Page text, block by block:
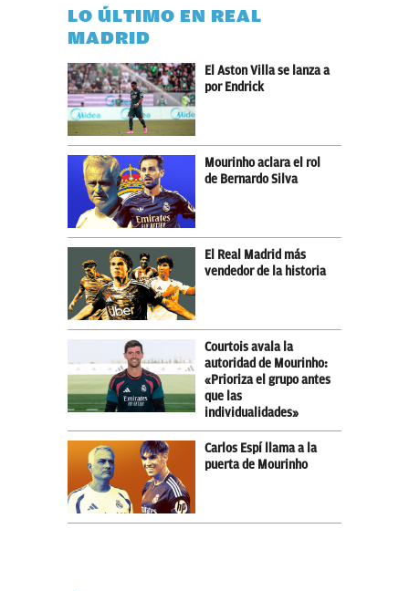
LO ÚLTIMO EN REAL
MADRID
El Aston Villa se lanza a
por Endrick
Mourinho aclara el rol
de Bernardo Silva
El Real Madrid más
vendedor de la historia
Courtois avala la
autoridad de Mourinho:
«Prioriza el grupo antes
que las
individualidades»
Carlos Espí llama a la
puerta de Mourinho